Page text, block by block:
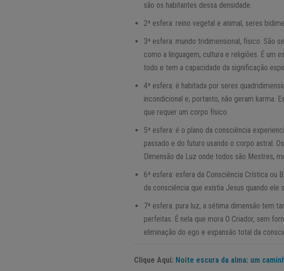
são os habitantes dessa densidade.
2ª esfera: reino vegetal e animal, seres
3ª esfera: mundo tridimensional, físico. São
como a linguagem, cultura e religiões. É um
todo e tem a capacidade da significação
4ª esfera: é habitada por seres
incondicional e, portanto, não geram karma.
que requer um corpo físico.
5ª esfera: é o plano da consciência
passado e do futuro usando o corpo astral.
Dimensão da Luz onde todos são Mestres,
6ª esfera: esfera da Consciência Crística ou
da consciência que existia Jesus quando ele
7ª esfera: pura luz, a sétima dimensão tem
perfeitas. É nela que mora O Criador, sem
eliminação do ego e expansão total da
Clique Aqui: Noite escura da alma: um